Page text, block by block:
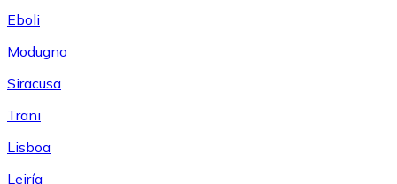
Eboli
Modugno
Siracusa
Trani
Lisboa
Leiría